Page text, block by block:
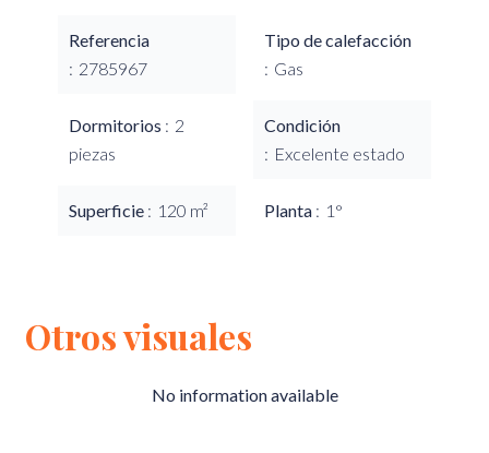
Referencia
2785967
Dormitorios
2
piezas
Superficie 120 m²
Tipo de calefacción
Gas
Condición
Excelente estado
Planta 1°
Otros visuales
No information available